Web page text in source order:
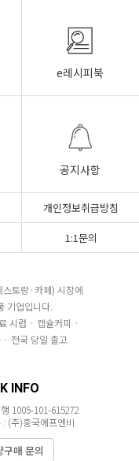
e레시피북
공지사항
개인정보취급방침
1:1문의
토랑·카페) 시장에
기업입니다.
시럽 · 캡슐커피 ·
전국 당일 출고
INFO
1005-101-615272
: (주)흥국에프엔비
구매 문의